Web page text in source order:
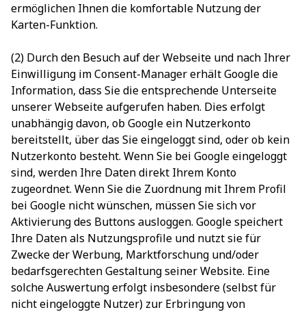
ermöglichen Ihnen die komfortable Nutzung der
Karten-Funktion.
(2) Durch den Besuch auf der Webseite und nach Ihrer
Einwilligung im Consent-Manager erhält Google die
Information, dass Sie die entsprechende Unterseite
unserer Webseite aufgerufen haben. Dies erfolgt
unabhängig davon, ob Google ein Nutzerkonto
bereitstellt, über das Sie eingeloggt sind, oder ob kein
Nutzerkonto besteht. Wenn Sie bei Google eingeloggt
sind, werden Ihre Daten direkt Ihrem Konto
zugeordnet. Wenn Sie die Zuordnung mit Ihrem Profil
bei Google nicht wünschen, müssen Sie sich vor
Aktivierung des Buttons ausloggen. Google speichert
Ihre Daten als Nutzungsprofile und nutzt sie für
Zwecke der Werbung, Marktforschung und/oder
bedarfsgerechten Gestaltung seiner Website. Eine
solche Auswertung erfolgt insbesondere (selbst für
nicht eingeloggte Nutzer) zur Erbringung von